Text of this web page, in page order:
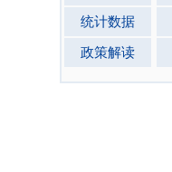
统计数据
政策解读